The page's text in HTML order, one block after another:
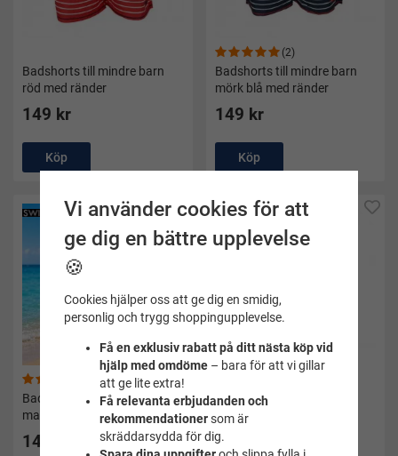
Badshorts till mindre barn
röd med ränder
149 kr
Köp
(2)
Badshorts till mindre barn
mörk blå med ränder
149 kr
Köp
(1)
Badshorts till mindre barn
marin med vit ankare
149 kr
Badshorts barn
marin/röd/vit
95 kr
Vi använder cookies för att
ge dig en bättre upplevelse
🍪
Cookies hjälper oss att ge dig en smidig,
personlig och trygg shoppingupplevelse.
Få en exklusiv rabatt på ditt nästa köp vid
hjälp med omdöme– bara för att vi gillar
att ge lite extra!
Få relevanta erbjudanden och
rekommendationersom är
skräddarsydda för dig.